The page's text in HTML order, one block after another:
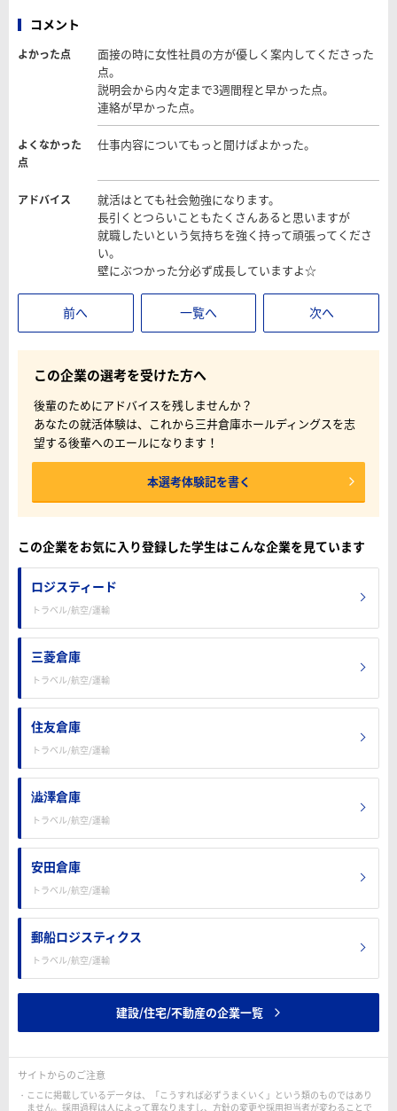
コメント
よかった点
面接の時に女性社員の方が優しく案内してくださった
点。
説明会から内々定まで3週間程と早かった点。
連絡が早かった点。
よくなかった
点
仕事内容についてもっと聞けばよかった。
アドバイス
就活はとても社会勉強になります。
長引くとつらいこともたくさんあると思いますが
就職したいという気持ちを強く持って頑張ってくださ
い。
壁にぶつかった分必ず成長していますよ☆
前へ 一覧へ 次へ
この企業の選考を受けた方へ
後輩のためにアドバイスを残しませんか？
あなたの就活体験は、これから三井倉庫ホールディングスを志
望する後輩へのエールになります！
本選考体験記を書く
この企業をお気に入り登録した学生はこんな企業を見ています
ロジスティード
トラベル/航空/運輸
三菱倉庫
トラベル/航空/運輸
住友倉庫
トラベル/航空/運輸
澁澤倉庫
トラベル/航空/運輸
安田倉庫
トラベル/航空/運輸
郵船ロジスティクス
トラベル/航空/運輸
建設/住宅/不動産の企業一覧
サイトからのご注意
ここに掲載しているデータは、「こうすれば必ずうまくいく」という類のものではあり
ません。採用過程は人によって異なりますし、方針の変更や採用担当者が変わることで